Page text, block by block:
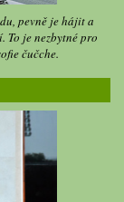
pevně je hájit a
je nezbytné pro
čučche.